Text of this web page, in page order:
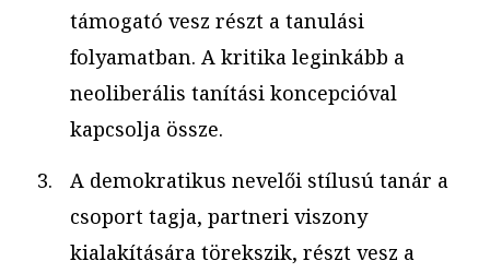
támogató vesz részt a tanulási
folyamatban. A kritika leginkább a
neoliberális tanítási koncepcióval
kapcsolja össze.
A demokratikus nevelői stílusú tanár a
csoport tagja, partneri viszony
kialakítására törekszik, részt vesz a